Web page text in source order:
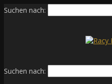
Suchen nach:
Suchen nach: